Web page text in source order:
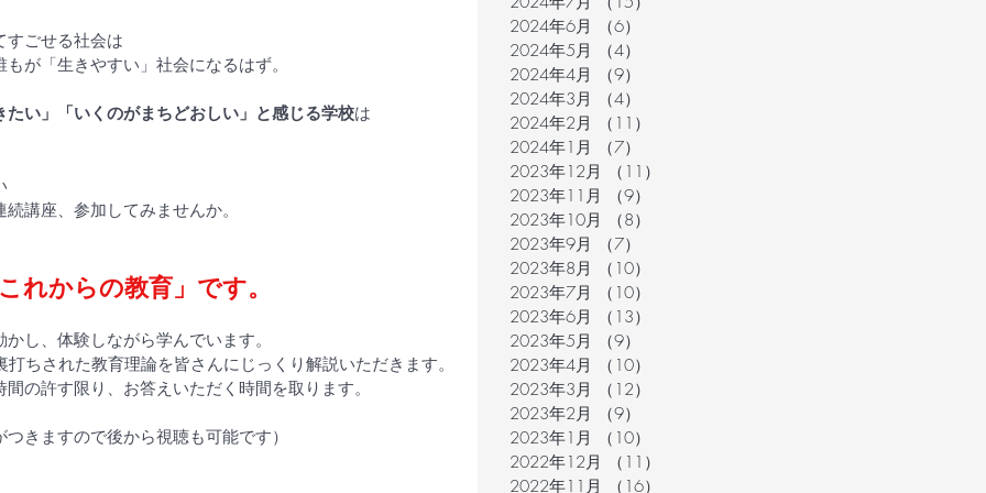
すごせる社会は
が「生きやすい」社会になるはず。
い」「いくのがまちどおしい」と感じる学校は
講座、参加してみませんか。
れからの教育」です。
し、体験しながら学んでいます。
ちされた教育理論を皆さんにじっくり解説いただきます。
の許す限り、お答えいただく時間を取ります。
きますので後から視聴も可能です）
2024年6月
（6）
2024年5月
（4）
2024年4月
（9）
2024年3月
（4）
2024年2月
（11）
2024年1月
（7）
2023年12月
（11）
2023年11月
（9）
2023年10月
（8）
2023年9月
（7）
2023年8月
（10）
2023年7月
（10）
2023年6月
（13）
2023年5月
（9）
2023年4月
（10）
2023年3月
（12）
2023年2月
（9）
2023年1月
（10）
2022年12月
（11）
2022年11月
（16）